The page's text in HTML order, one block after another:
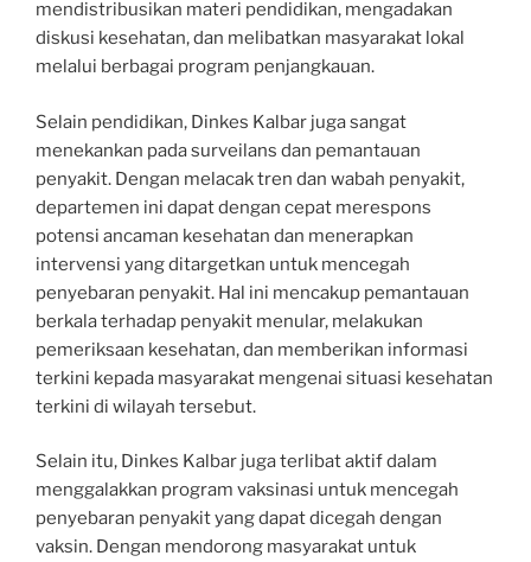
mendistribusikan materi pendidikan, mengadakan
diskusi kesehatan, dan melibatkan masyarakat lokal
melalui berbagai program penjangkauan.
Selain pendidikan, Dinkes Kalbar juga sangat
menekankan pada surveilans dan pemantauan
penyakit. Dengan melacak tren dan wabah penyakit,
departemen ini dapat dengan cepat merespons
potensi ancaman kesehatan dan menerapkan
intervensi yang ditargetkan untuk mencegah
penyebaran penyakit. Hal ini mencakup pemantauan
berkala terhadap penyakit menular, melakukan
pemeriksaan kesehatan, dan memberikan informasi
terkini kepada masyarakat mengenai situasi kesehatan
terkini di wilayah tersebut.
Selain itu, Dinkes Kalbar juga terlibat aktif dalam
menggalakkan program vaksinasi untuk mencegah
penyebaran penyakit yang dapat dicegah dengan
vaksin. Dengan mendorong masyarakat untuk